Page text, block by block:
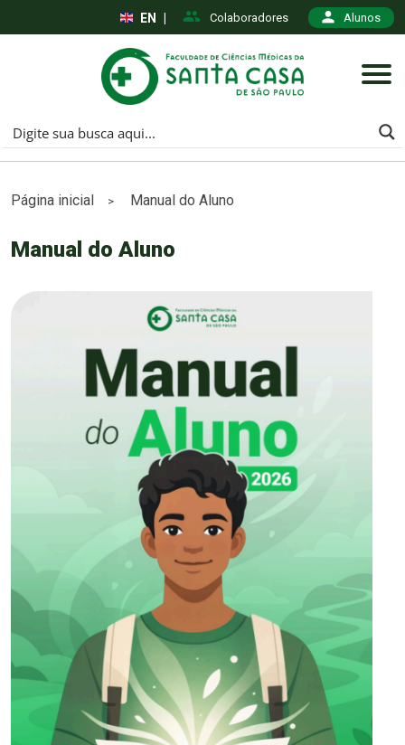
Colaboradores Alunos
EN
Página inicial > Manual do Aluno
Manual do Aluno